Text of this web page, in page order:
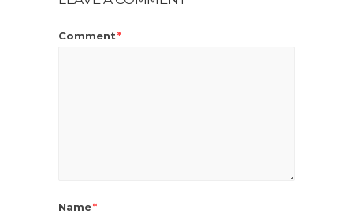
Comment*
Name*